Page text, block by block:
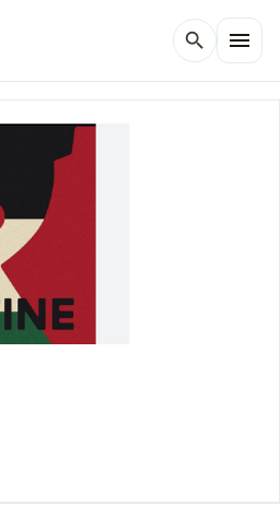
search menu